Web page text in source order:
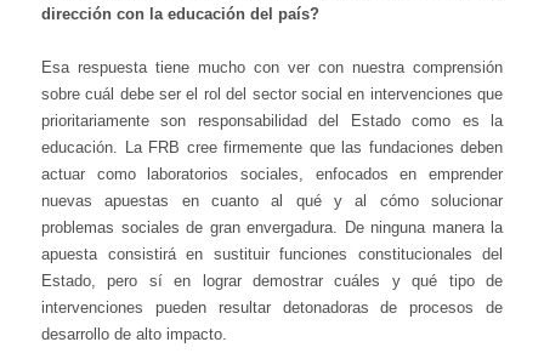
dirección con la educación del país?
Esa respuesta tiene mucho con ver con nuestra comprensión
sobre cuál debe ser el rol del sector social en intervenciones que
prioritariamente son responsabilidad del Estado como es la
educación. La FRB cree firmemente que las fundaciones deben
actuar como laboratorios sociales, enfocados en emprender
nuevas apuestas en cuanto al qué y al cómo solucionar
problemas sociales de gran envergadura. De ninguna manera la
apuesta consistirá en sustituir funciones constitucionales del
Estado, pero sí en lograr demostrar cuáles y qué tipo de
intervenciones pueden resultar detonadoras de procesos de
desarrollo de alto impacto.